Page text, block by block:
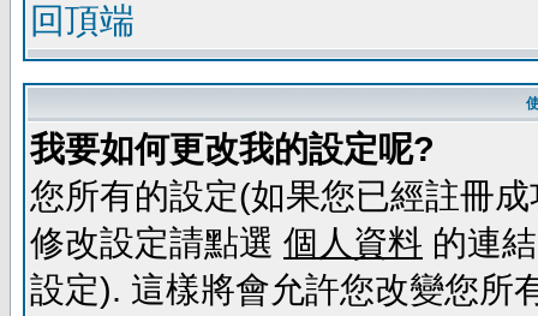
回頂端
我要如何更改我的設定呢?
您所有的設定(如果您已經註冊
修改設定請點選 個人資料 的連
設定). 這樣將會允許您改變您所